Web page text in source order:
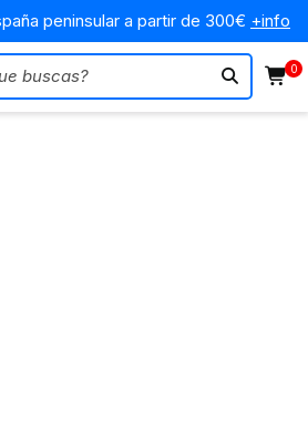
peninsular a partir de 300€ +info
0